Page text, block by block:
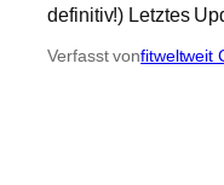
definitiv!) Letztes
Verfasst vonfitweltweit